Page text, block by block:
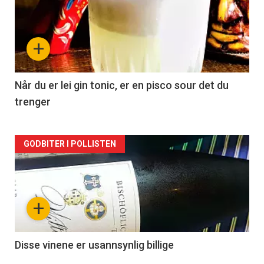
akkurat
nå
-
2
+
Når du er lei gin tonic, er en pisco sour det du
trenger
Forsiden
akkurat
nå
3
+
GODBITER I POLLISTEN
Disse vinene er usannsynlig billige